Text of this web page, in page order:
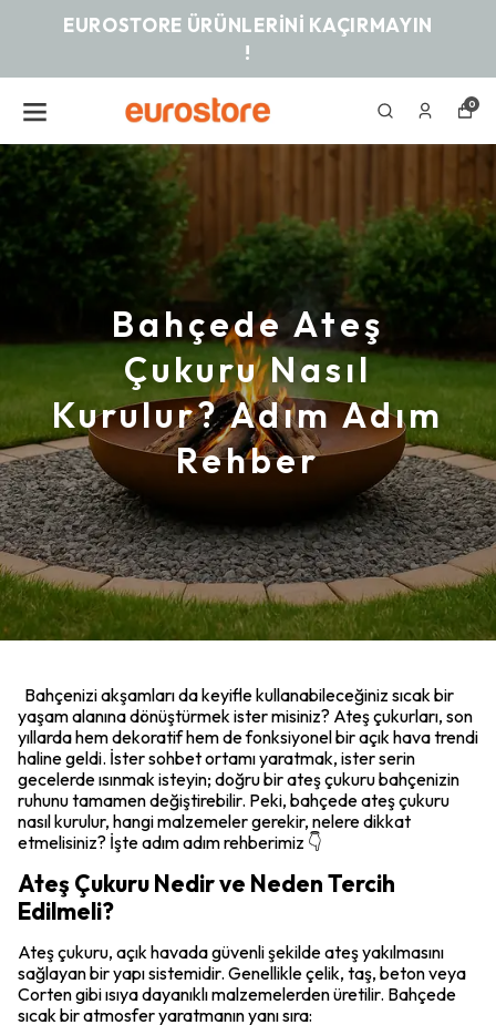
EUROSTORE ÜRÜNLERINI KAÇIRMAYIN
!
0
Bahçede Ateş
Çukuru Nasıl
Kurulur? Adım Adım
Rehber
Bahçenizi akşamları da keyifle kullanabileceğiniz sıcak bir
yaşam alanına dönüştürmek ister misiniz? Ateş çukurları, son
yıllarda hem dekoratif hem de fonksiyonel bir açık hava trendi
haline geldi. İster sohbet ortamı yaratmak, ister serin
gecelerde ısınmak isteyin; doğru bir ateş çukuru bahçenizin
ruhunu tamamen değiştirebilir. Peki, bahçede ateş çukuru
nasıl kurulur, hangi malzemeler gerekir, nelere dikkat
etmelisiniz? İşte adım adım rehberimiz 👇
Ateş Çukuru Nedir ve Neden Tercih
Edilmeli?
Ateş çukuru, açık havada güvenli şekilde ateş yakılmasını
sağlayan bir yapı sistemidir. Genellikle çelik, taş, beton veya
Corten gibi ısıya dayanıklı malzemelerden üretilir. Bahçede
sıcak bir atmosfer yaratmanın yanı sıra: